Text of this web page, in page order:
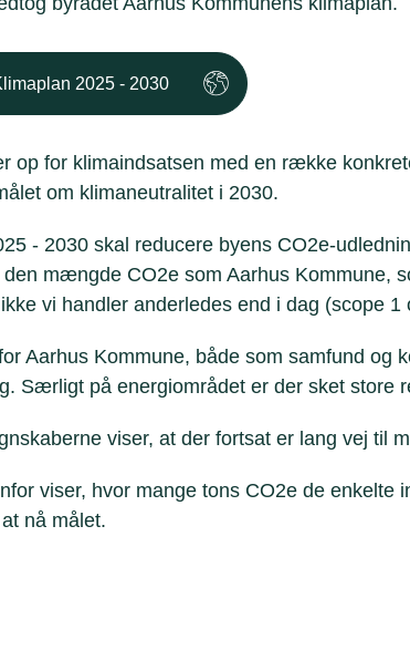
2025 - 2030
op for klimaindsatsen med en række
om klimaneutralitet i 2030.
- 2030 skal reducere byens CO2e-
mængde CO2e som Aarhus Kommune,
vi handler anderledes end i dag (scope 1
Aarhus Kommune, både som samfund og
Særligt på energiområdet er der sket store
viser, at der fortsat er lang vej til
viser, hvor mange tons CO2e de enkelte
nå målet.